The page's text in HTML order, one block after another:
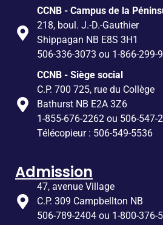
CCNB - Campus de la
218, boul. J.-D.-Gauthier
Shippagan NB E8S 3H1
506-336-3073 ou 1-866-299-
CCNB - Siège social
C.P. 700 725, rue du Collège
Bathurst NB E2A 3Z6
1-855-676-2262 ou 506-547-
Télécopieur : 506-549-5536
Admission
47, avenue Village
C.P. 309 Campbellton NB
506-789-2404 ou 1-800-376-